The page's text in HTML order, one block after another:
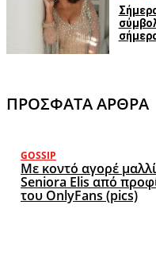
ΠΡΟΣΦΑΤΑ ΑΡΘΡΑ
GOSSIP
Με κοντό αγορέ
Seniora Elis από
του OnlyFans (pics)